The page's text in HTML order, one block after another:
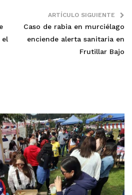
el
ARTÍCULO SIGUIENTE
Caso de rabia en murciélago
enciende alerta sanitaria en
Frutillar Bajo